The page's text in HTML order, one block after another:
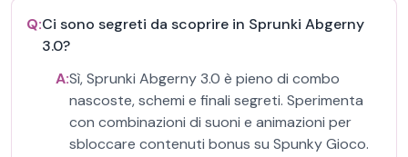
Q:Ci sono segreti da scoprire in Sprunki Abgerny
3.0?
A:Sì, Sprunki Abgerny 3.0 è pieno di combo
nascoste, schemi e finali segreti. Sperimenta
con combinazioni di suoni e animazioni per
sbloccare contenuti bonus su Spunky Gioco.